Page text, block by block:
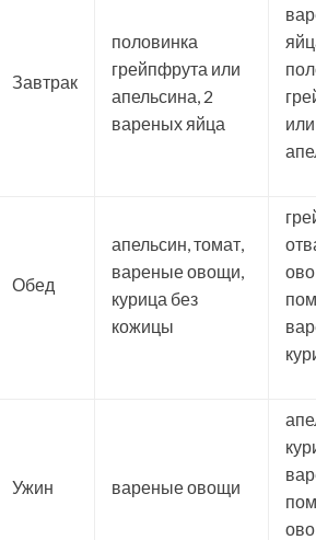
Завтрак
половинка
грейпфрута или
апельсина, 2
вареных яйца
или
Обед
апельсин, томат,
вареные овощи,
курица без
кожицы
Ужин вареные овощи